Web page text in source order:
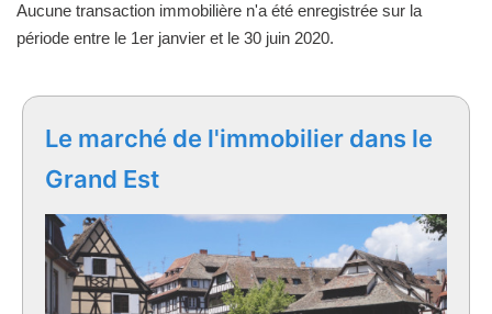
Aucune transaction immobilière n'a été enregistrée sur la
période entre le 1er janvier et le 30 juin 2020.
Le marché de l'immobilier dans le
Grand Est